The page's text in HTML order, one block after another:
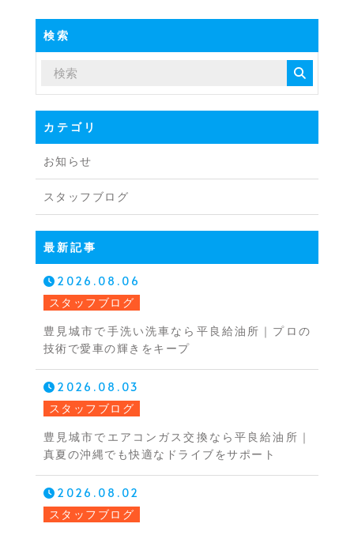
検索
カテゴリ
お知らせ
スタッフブログ
最新記事
2026.08.06
スタッフブログ
豊見城市で手洗い洗車なら平良給油所｜プロの
技術で愛車の輝きをキープ
2026.08.03
スタッフブログ
豊見城市でエアコンガス交換なら平良給油所｜
真夏の沖縄でも快適なドライブをサポート
2026.08.02
スタッフブログ